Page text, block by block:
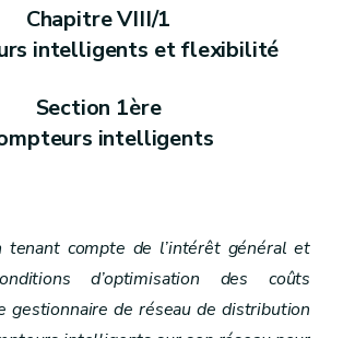
bis
Gestion des réseaux
Droits et obligations du gestionnaire de réseau
Droits et obligations du gestionnaire de réseau sur le domaine public
Chapitre VIII/1
intelligents et flexibilité
Section 1ère
intelligents
tenant compte de l’intérêt général et
d’optimisation des coûts
gestionnaire de réseau de distribution